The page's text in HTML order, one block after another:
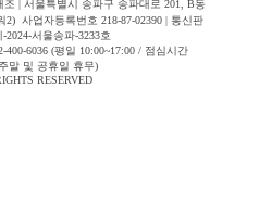
| 서울특별시 송파구 송파대로 201, B동
2) 사업자등록번호 218-87-02390 | 통신판
2024-서울송파-3233호
400-6036 (평일 10:00~17:00 / 점심시간
말 및 공휴일 휴무)
RESERVED